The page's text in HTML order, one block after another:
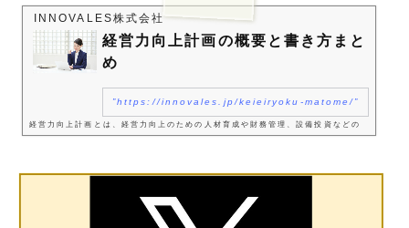
INNOVALES株式会社
経営力向上計画の概要と書き方まと
め
https://innovales.jp/keieiryoku-matome/
経営力向上計画とは、経営力向上のための人材育成や財務管理、設備投資などの
す。この記事では、その経営力向上...